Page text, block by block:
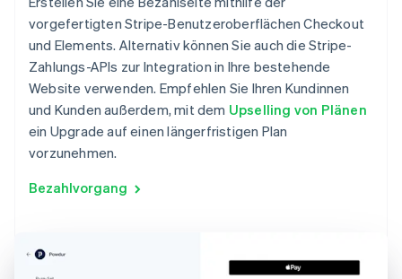
vorgefertigten Stripe-Benutzeroberflächen Checkout
und Elements. Alternativ können Sie auch die Stripe-
Zahlungs-APIs zur Integration in Ihre bestehende
Website verwenden. Empfehlen Sie Ihren Kundinnen
und Kunden außerdem, mit dem Upselling von Plänen
ein Upgrade auf einen längerfristigen Plan
vorzunehmen.
Bezahlvorgang